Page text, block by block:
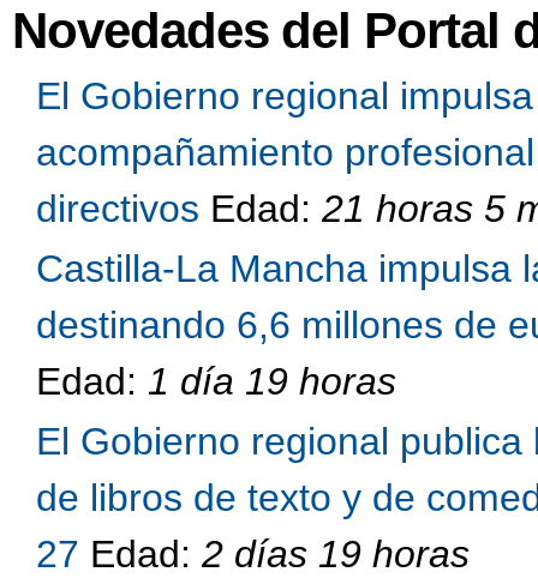
PINTURA DE
Novedades del Portal
El Gobierno regional
acompañamiento
directivos Edad: 21 horas 5
Castilla-La Mancha impulsa
destinando 6,6 millones de
Edad: 1 día 19 horas
El Gobierno regional
de libros de texto y de
27 Edad: 2 días 19 horas